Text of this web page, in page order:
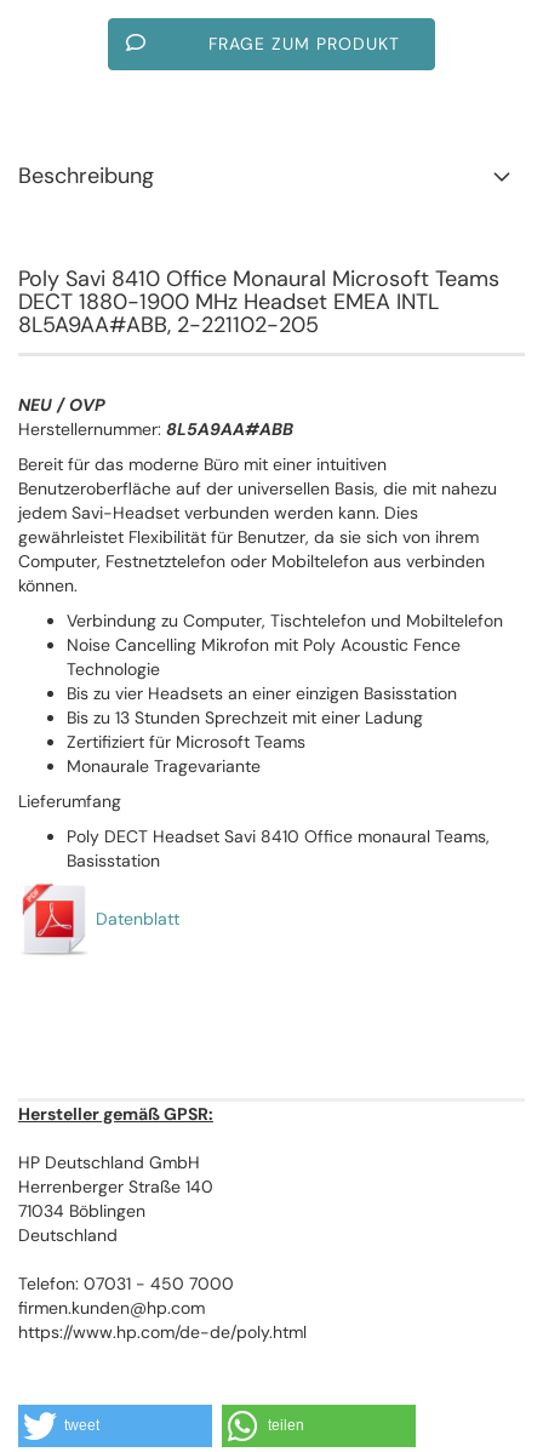
FRAGE ZUM PRODUKT
Beschreibung
Poly Savi 8410 Office Monaural Microsoft Teams
DECT 1880-1900 MHz Headset EMEA INTL
8L5A9AA#ABB, 2-221102-205
NEU / OVP
Herstellernummer: 8L5A9AA#ABB
Bereit für das moderne Büro mit einer intuitiven
Benutzeroberfläche auf der universellen Basis, die mit nahezu
jedem Savi-Headset verbunden werden kann. Dies
gewährleistet Flexibilität für Benutzer, da sie sich von ihrem
Computer, Festnetztelefon oder Mobiltelefon aus verbinden
können.
Verbindung zu Computer, Tischtelefon und Mobiltelefon
Noise Cancelling Mikrofon mit Poly Acoustic Fence
Technologie
Bis zu vier Headsets an einer einzigen Basisstation
Bis zu 13 Stunden Sprechzeit mit einer Ladung
Zertifiziert für Microsoft Teams
Monaurale Tragevariante
Lieferumfang
Poly DECT Headset Savi 8410 Office monaural Teams,
Basisstation
Datenblatt
Hersteller gemäß GPSR:
HP Deutschland GmbH
Herrenberger Straße 140
71034 Böblingen
Deutschland
Telefon: 07031 - 450 7000
firmen.kunden@hp.com
https://www.hp.com/de-de/poly.html
tweet teilen